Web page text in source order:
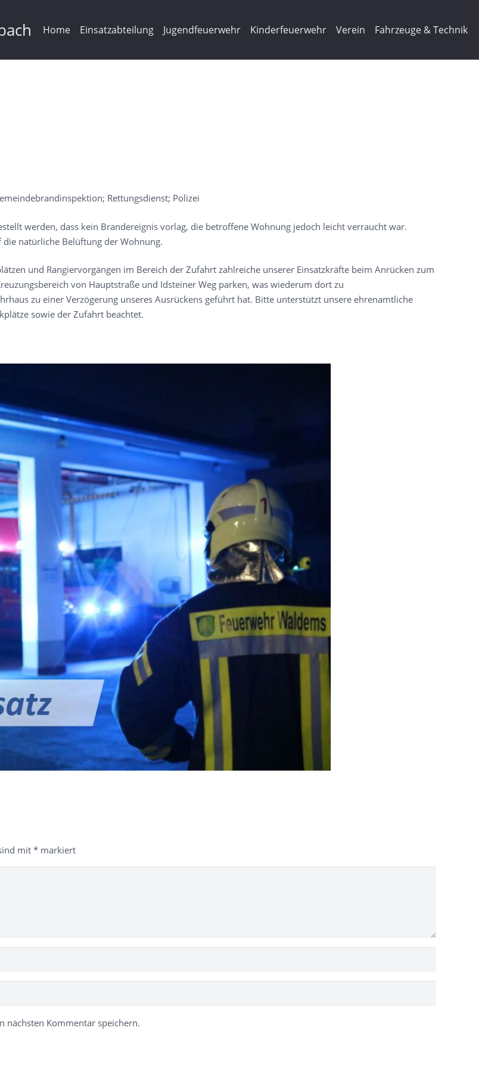
Home Einsatzabteilung Jugendfeuerwehr Kinderfeuerwehr Verein Fahrzeuge & Technik
Rettungsdienst; Polizei
werden, dass kein Brandereignis vorlag, die betroffene Wohnung jedoch leicht verraucht war.
natürliche Belüftung der Wohnung.
und Rangiervorgängen im Bereich der Zufahrt zahlreiche unserer Einsatzkräfte beim Anrücken zum
von Hauptstraße und Idsteiner Weg parken, was wiederum dort zu
zu einer Verzögerung unseres Ausrückens geführt hat. Bitte unterstützt unsere ehrenamtliche
sowie der Zufahrt beachtet.
mit* markiert
nächsten Kommentar speichern.